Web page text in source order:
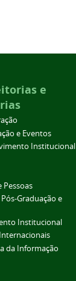
e
e Eventos
Institucional
Pessoas
Graduação e
Institucional
da Informação